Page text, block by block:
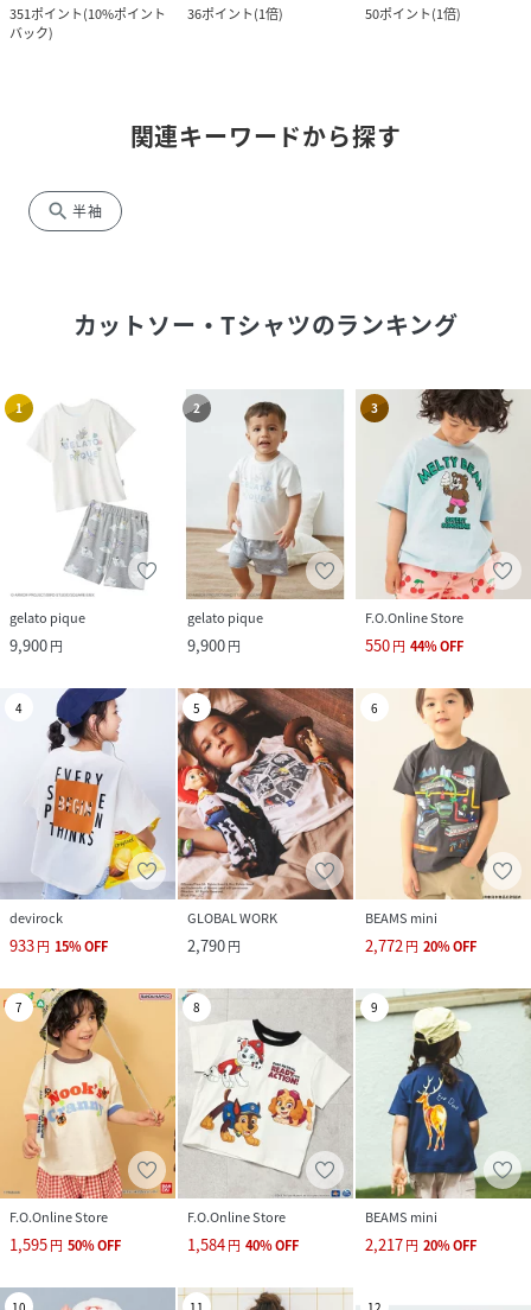
351ポイント(10%ポイント
バック)
36ポイント(1倍)
50ポイント(1倍)
関連キーワードから探す
search 半袖
カットソー・Tシャツのランキング
1
gelato pique
9,900円
2
gelato pique
9,900円
3
F.O.Online Store
550円 44%OFF
4
devirock
933円 15%OFF
5
GLOBAL WORK
2,790円
6
BEAMS mini
2,772円 20%OFF
7
F.O.Online Store
1,595円 50%OFF
8
F.O.Online Store
1,584円 40%OFF
9
BEAMS mini
2,217円 20%OFF